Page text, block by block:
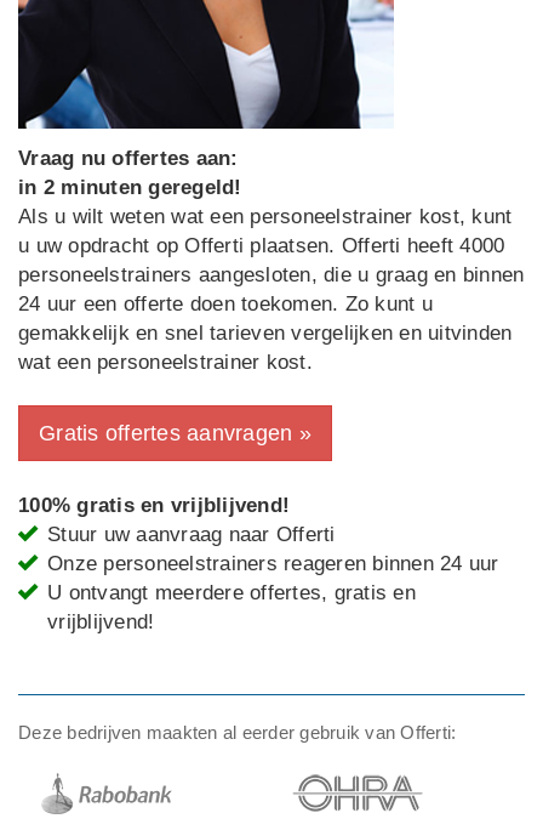
Vraag nu offertes aan:
in 2 minuten geregeld!
Als u wilt weten wat een personeelstrainer kost, kunt
u uw opdracht op Offerti plaatsen. Offerti heeft 4000
personeelstrainers aangesloten, die u graag en binnen
24 uur een offerte doen toekomen. Zo kunt u
gemakkelijk en snel tarieven vergelijken en uitvinden
wat een personeelstrainer kost.
Gratis offertes aanvragen »
100% gratis en vrijblijvend!
Stuur uw aanvraag naar Offerti
Onze personeelstrainers reageren binnen 24 uur
U ontvangt meerdere offertes, gratis en
vrijblijvend!
Deze bedrijven maakten al eerder gebruik van Offerti: